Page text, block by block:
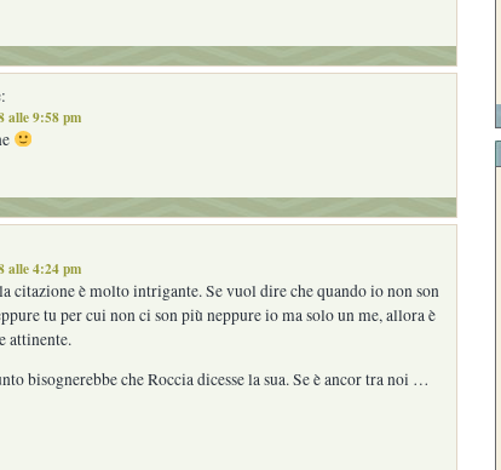
alle 9:58 pm
alle 4:24 pm
citazione è molto intrigante. Se vuol dire che quando io non son
tu per cui non ci son più neppure io ma solo un me, allora è
attinente.
bisognerebbe che Roccia dicesse la sua. Se è ancor tra noi …